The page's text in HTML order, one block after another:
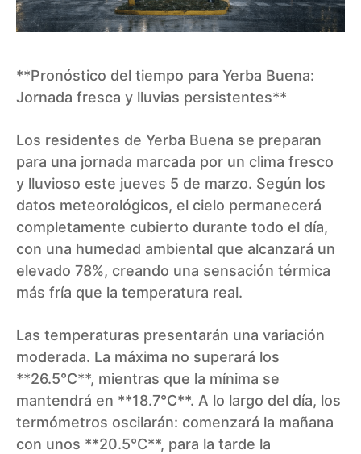
**Pronóstico del tiempo para Yerba Buena:
Jornada fresca y lluvias persistentes**
Los residentes de Yerba Buena se preparan
para una jornada marcada por un clima fresco
y lluvioso este jueves 5 de marzo. Según los
datos meteorológicos, el cielo permanecerá
completamente cubierto durante todo el día,
con una humedad ambiental que alcanzará un
elevado 78%, creando una sensación térmica
más fría que la temperatura real.
Las temperaturas presentarán una variación
moderada. La máxima no superará los
**26.5°C**, mientras que la mínima se
mantendrá en **18.7°C**. A lo largo del día, los
termómetros oscilarán: comenzará la mañana
con unos **20.5°C**, para la tarde la